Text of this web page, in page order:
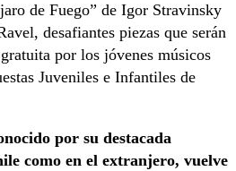
de Fuego” de Igor Stravinsky
desafiantes piezas que serán
por los jóvenes músicos
Juveniles e Infantiles de
por su destacada
como en el extranjero, vuelve